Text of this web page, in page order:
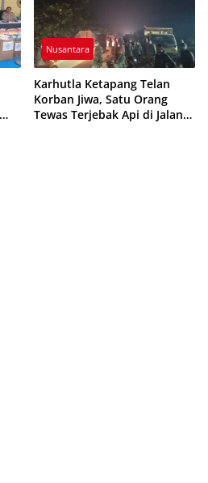
Nusantara
Karhutla Ketapang Telan
Korban Jiwa, Satu Orang
Tewas Terjebak Api di Jalan